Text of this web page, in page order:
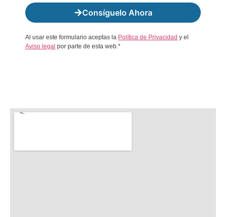
Consíguelo Ahora
Al usar este formulario aceptas la Política de Privacidad y el
Aviso legal por parte de esta web.*